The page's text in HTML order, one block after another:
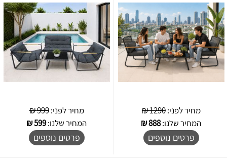
מחיר לפני:1290 ₪
המחיר שלנו:888
₪
פרטים נוספים
מחיר לפני:999 ₪
המחיר שלנו:599
₪
פרטים נוספים